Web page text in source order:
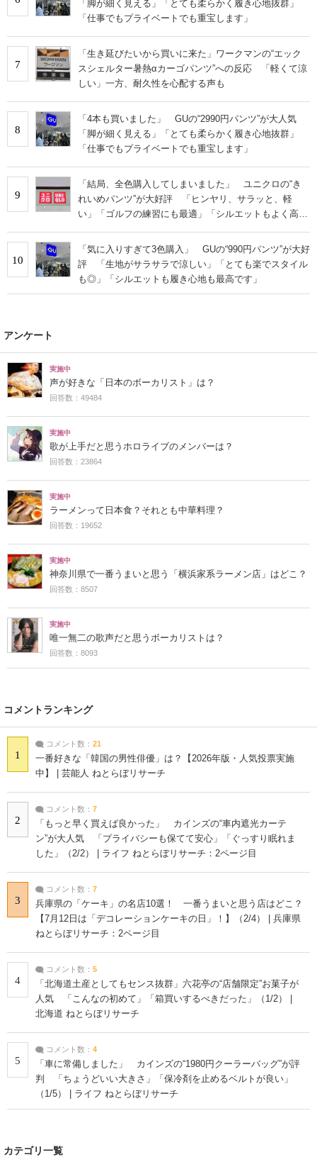
「脚が細く見える」「とても柔らかく履き心地抜群」
「仕事でもプライベートでも重宝します」
7
「生き延びたいから買いに来た」ワークマンの“エック
スシェルター暑熱αカーゴパンツ”への反応 「軽くて涼
しい」一方、耐久性を心配する声も
8
「4本も買いました」 GUの“2990円パンツ”が大人気
「脚が細く見える」「とても柔らかく履き心地抜群」
「仕事でもプライベートでも重宝します」
9
「結局、全色購入してしまいました」 ユニクロの“き
れいめパンツ”が大好評 「ヒンヤリ、サラッと、軽
い」「ゴルフの練習にも最適」「シルエットもよく高見
10
「気に入りすぎて3色購入」 GUの“990円パンツ”が大好
評 「生地がサラサラで涼しい」「とても楽でスタイル
も◎」「シルエットも履き心地も最高です」
アンケート
実施中
声が好きな「日本のボーカリスト」は？
回答数：49484
実施中
歌が上手だと思うホロライブのメンバーは？
回答数：23864
実施中
ラーメンって日本食？それとも中華料理？
回答数：19652
実施中
神奈川県で一番うまいと思う「横浜家系ラーメン店」はどこ？
回答数：8507
実施中
唯一無二の歌声だと思うボーカリストは？
回答数：8093
コメントランキング
1
コメント数： 21
一番好きな「韓国の男性俳優」は？【2026年版・人気投票実施
中】 | 芸能人 ねとらぼリサーチ
2
コメント数： 7
「もっと早く買えば良かった」 カインズの“車内遮光カーテ
ン”が大人気 「プライバシーも保てて安心」「ぐっすり眠れま
した」（2/2） | ライフ ねとらぼリサーチ：2ページ目
3
コメント数： 7
兵庫県の「ケーキ」の名店10選！ 一番うまいと思う店はどこ？
【7月12日は「デコレーションケーキの日」！】（2/4） | 兵庫県
ねとらぼリサーチ：2ページ目
4
コメント数： 5
「北海道土産としてもセンス抜群」六花亭の“店舗限定”お菓子が
人気 「こんなの初めて」「箱買いするべきだった」（1/2） |
北海道 ねとらぼリサーチ
5
コメント数： 4
「車に常備しました」 カインズの“1980円クーラーバッグ”が評
判 「ちょうどいい大きさ」「保冷剤を止めるベルトが良い」
（1/5） | ライフ ねとらぼリサーチ
カテゴリ一覧